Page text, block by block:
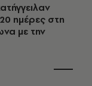
ημέρες στη
με την